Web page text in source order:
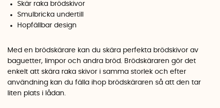
Skär raka brödskivor
Smulbricka undertill
Hopfällbar design
Med en brödskärare kan du skära perfekta brödskivor av
baguetter, limpor och andra bröd. Brödskäraren gör det
enkelt att skära raka skivor i samma storlek och efter
användning kan du fälla ihop brödskäraren så att den tar
liten plats i lådan.